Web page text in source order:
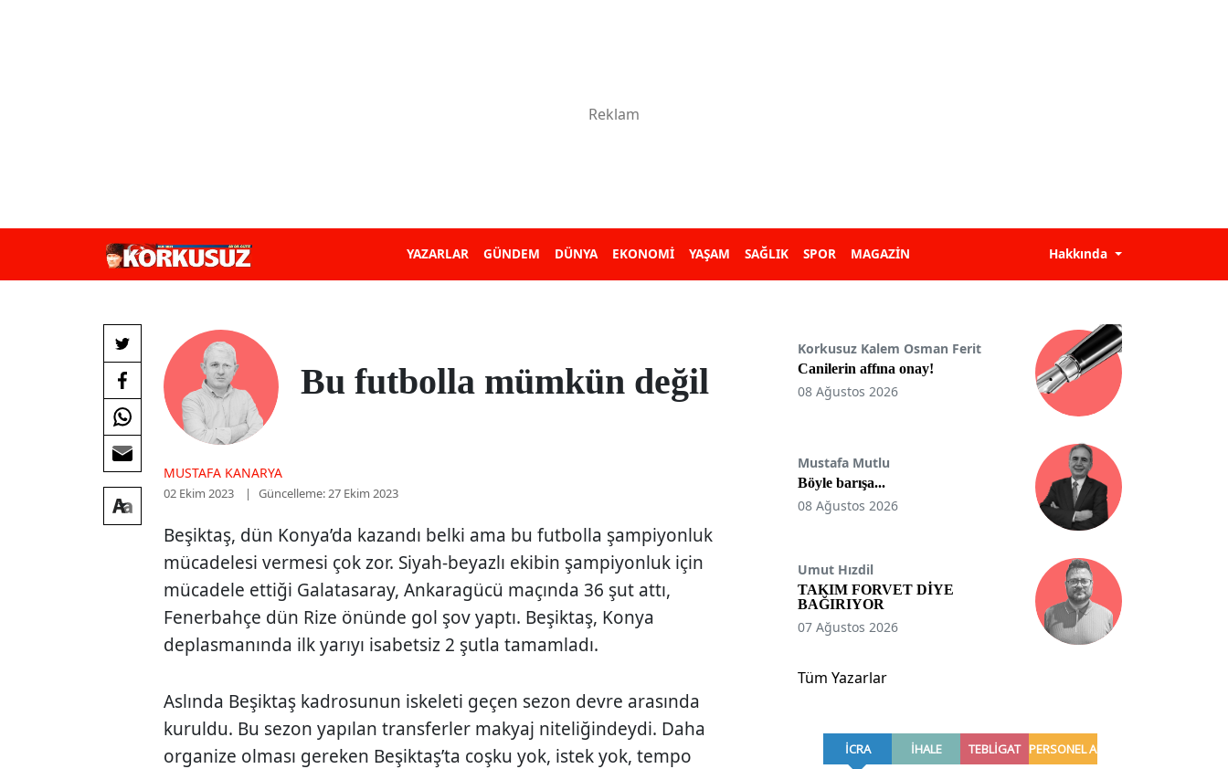
YAZARLAR GÜNDEM DÜNYA EKONOMİ YAŞAM SAĞLIK SPOR MAGAZİN Hakkında
Bu futbolla mümkün değil
MUSTAFA KANARYA
02 Ekim 2023 Güncelleme: 27 Ekim 2023
Beşiktaş, dün Konya’da kazandı belki ama bu futbolla şampiyonluk
mücadelesi vermesi çok zor. Siyah-beyazlı ekibin şampiyonluk için
mücadele ettiği Galatasaray, Ankaragücü maçında 36 şut attı,
Fenerbahçe dün Rize önünde gol şov yaptı. Beşiktaş, Konya
deplasmanında ilk yarıyı isabetsiz 2 şutla tamamladı.
Aslında Beşiktaş kadrosunun iskeleti geçen sezon devre arasında
kuruldu. Bu sezon yapılan transferler makyaj niteliğindeydi. Daha
organize olması gereken Beşiktaş’ta coşku yok, istek yok, tempo
Korkusuz Kalem Osman Ferit
Canilerin affına onay!
08 Ağustos 2026
Mustafa Mutlu
Böyle barışa...
08 Ağustos 2026
Umut Hızdil
TAKIM FORVET DİYE
BAĞIRIYOR
07 Ağustos 2026
Tüm Yazarlar